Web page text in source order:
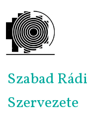
Szabad
Szervezete